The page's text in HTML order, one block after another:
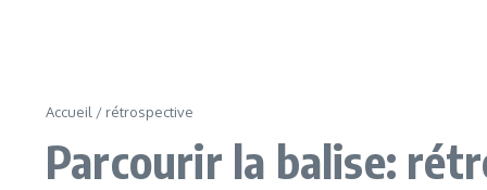
Accueil / rétrospective
Parcourir la balise: